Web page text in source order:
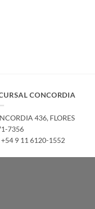
CONCORDIA
436,­ FLORES
7356
+54 9 11 6120-1552